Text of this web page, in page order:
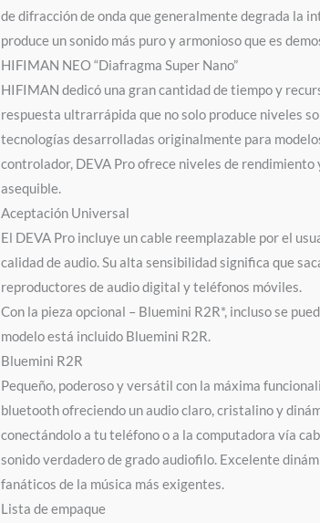
de difracción de onda que generalmente degrada la
produce un sonido más puro y armonioso que es
HIFIMAN NEO“Diafragma Super Nano”
HIFIMAN dedicó una gran cantidad de tiempo y
respuesta ultrarrápida que no solo produce niveles
tecnologías desarrolladas originalmente para
controlador, DEVA Pro ofrece niveles de
asequible.
Aceptación Universal
El DEVA Pro incluye un cable reemplazable por el
calidad de audio. Su alta sensibilidad significa que
reproductores de audio digital y teléfonos móviles.
Con la pieza opcional – Bluemini R2R*, incluso se
modelo está incluido Bluemini R2R.
Bluemini R2R
Pequeño, poderoso y versátil con la máxima
bluetooth ofreciendo un audio claro, cristalino y
conectándolo a tu teléfono o a la computadora vía
sonido verdadero de grado audiofilo. Excelente
fanáticos de la música más exigentes.
Lista de empaque